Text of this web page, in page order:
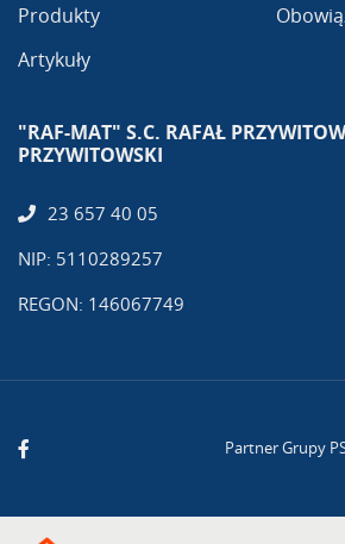
Produkty
Artykuły
"RAF-MAT" S.C. RAFAŁ
PRZYWITOWSKI
23 657 40 05
NIP: 5110289257
REGON: 146067749
Partner Grupy